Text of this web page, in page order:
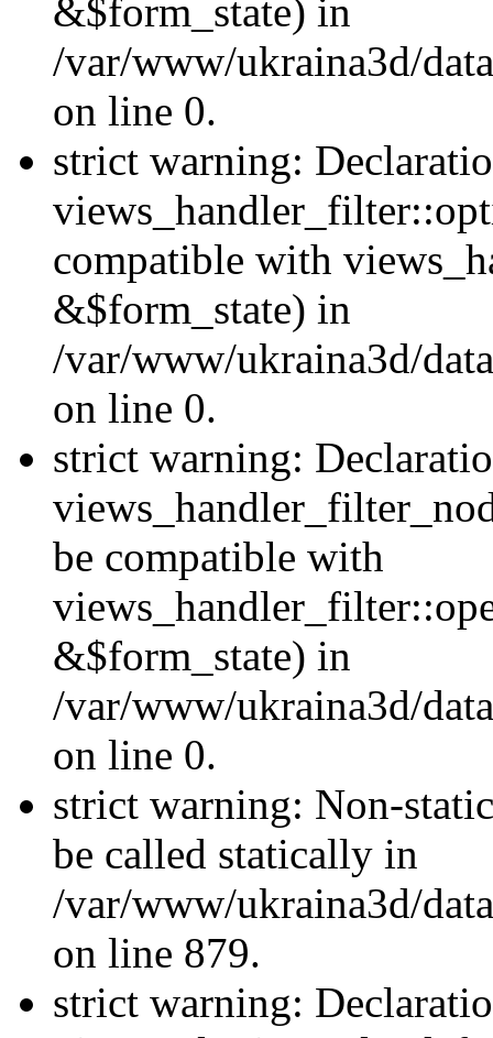
&$form_state) in
/var/www/ukraina3d/
on line 0.
strict warning:
compatible with
&$form_state) in
/var/www/ukraina3d/
on line 0.
strict warning:
be compatible with
&$form_state) in
/var/www/ukraina3d/
on line 0.
strict warning: Non-
be called statically in
/var/www/ukraina3d/
on line 879.
strict warning: